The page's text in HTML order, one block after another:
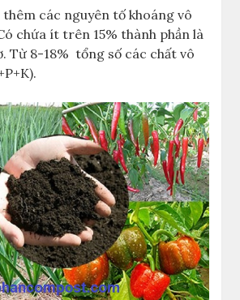
các nguyên tố khoáng vô
chứa ít trên 15% thành phần là
Từ 8-18% tổng số các chất vô